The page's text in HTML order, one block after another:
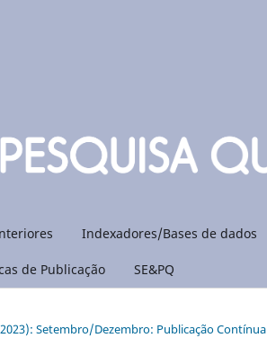
Indexadores/Bases de dados
de Publicação SE&PQ
Setembro/Dezembro: Publicação Contínua